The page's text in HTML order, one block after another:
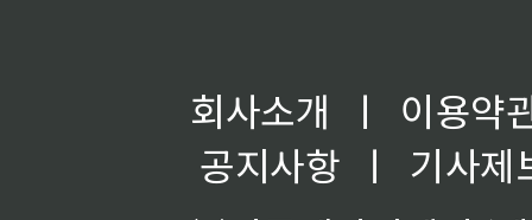
회사소개 ㅣ
이용약
공지사항
ㅣ
기사제